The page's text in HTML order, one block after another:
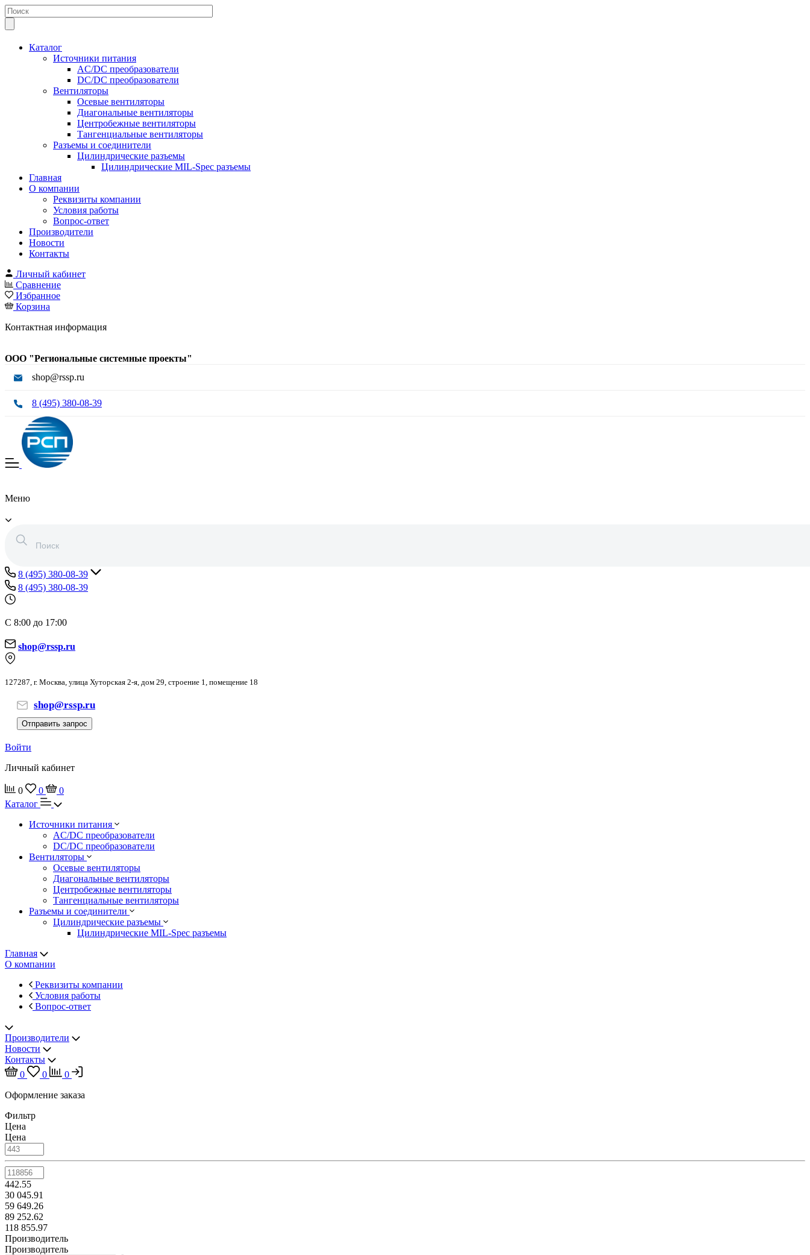
Каталог
Источники питания
AC/DC преобразователи
DC/DC преобразователи
Вентиляторы
Осевые вентиляторы
Диагональные вентиляторы
Центробежные вентиляторы
Тангенциальные вентиляторы
Разъемы и соединители
Цилиндрические разъемы
Цилиндрические MIL-Spec разъемы
Главная
О компании
Реквизиты компании
Условия работы
Вопрос-ответ
Производители
Новости
Контакты
Личный кабинет
Сравнение
Избранное
Корзина
Контактная информация
ООО "Региональные системные проекты"
shop@rssp.ru
8 (495) 380-08-39
Меню
8 (495) 380-08-39
8 (495) 380-08-39
С 8:00 до 17:00
shop@rssp.ru
127287, г. Москва, улица Хуторская 2-я, дом 29, строение 1, помещение 18
shop@rssp.ru
Отправить запрос
Войти
Личный кабинет
0 0
0
Каталог
Источники питания
AC/DC преобразователи
DC/DC преобразователи
Вентиляторы
Осевые вентиляторы
Диагональные вентиляторы
Центробежные вентиляторы
Тангенциальные вентиляторы
Разъемы и соединители
Цилиндрические разъемы
Цилиндрические MIL-Spec разъемы
Главная
О компании
Реквизиты компании
Условия работы
Вопрос-ответ
Производители
Новости
Контакты
0
0
0
Оформление заказа
Фильтр
Цена
Цена
442.55
30 045.91
59 649.26
89 252.62
118 855.97
Производитель
Производитель